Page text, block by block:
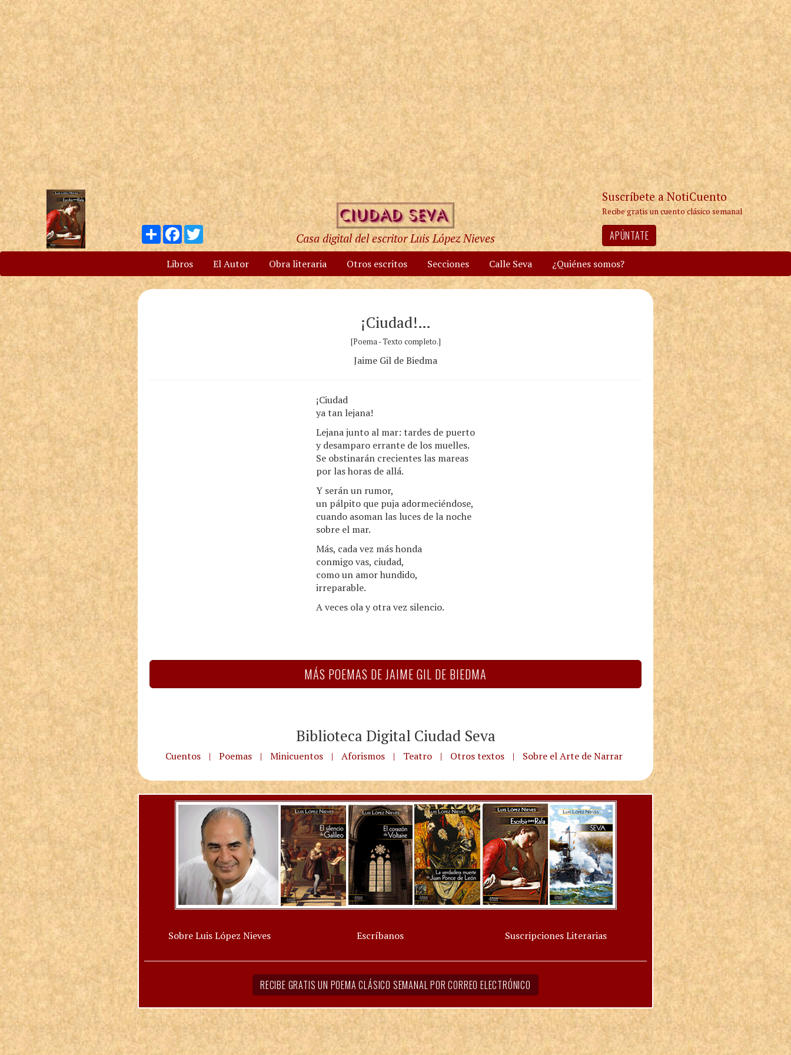
Compartir
Facebook
Twitter
Casa digital del escritor Luis López Nieves
Suscríbete a NotiCuento
Recibe gratis un cuento clásico semanal
APÚNTATE
Libros El Autor Obra literaria Otros escritos Secciones Calle Seva ¿Quiénes somos?
¡Ciudad!…
[Poema - Texto completo.]
Jaime Gil de Biedma
¡Ciudad
ya tan lejana!
Lejana junto al mar: tardes de puerto
y desamparo errante de los muelles.
Se obstinarán crecientes las mareas
por las horas de allá.
Y serán un rumor,
un pálpito que puja adormeciéndose,
cuando asoman las luces de la noche
sobre el mar.
Más, cada vez más honda
conmigo vas, ciudad,
como un amor hundido,
irreparable.
A veces ola y otra vez silencio.
MÁS POEMAS DE JAIME GIL DE BIEDMA
Biblioteca Digital Ciudad Seva
Cuentos | Poemas | Minicuentos | Aforismos | Teatro | Otros textos | Sobre el Arte de Narrar
Sobre Luis López Nieves Escríbanos Suscripciones Literarias
RECIBE GRATIS UN POEMA CLÁSICO SEMANAL POR CORREO ELECTRÓNICO